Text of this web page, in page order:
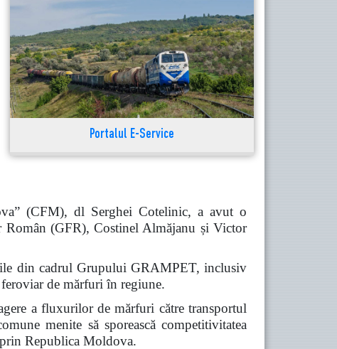
Portalul E-Service
(CFM), dl Serghei Cotelinic, a avut o
(GFR), Costinel Almăjanu și Victor
din cadrul Grupului GRAMPET, inclusiv
de mărfuri în regiune.
a fluxurilor de mărfuri către transportul
menite să sporească competitivitatea
Republica Moldova.